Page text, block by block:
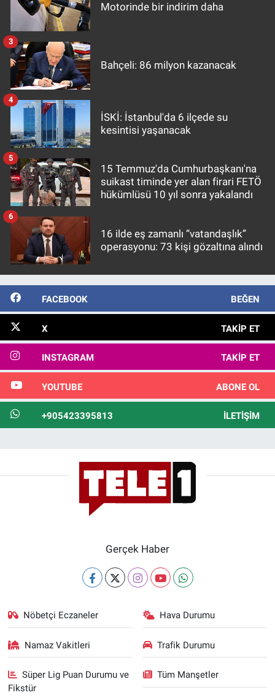
Motorinde bir indirim daha
Bahçeli: 86 milyon kazanacak
3
İSKİ: İstanbul'da 6 ilçede su
kesintisi yaşanacak
4
15 Temmuz'da Cumhurbaşkanı'na
suikast timinde yer alan firari FETÖ
hükümlüsü 10 yıl sonra yakalandı
5
16 ilde eş zamanlı “vatandaşlık”
operasyonu: 73 kişi gözaltına alındı
6
FACEBOOK BEĞEN
X TAKIP ET
INSTAGRAM TAKIP ET
YOUTUBE ABONE OL
+905423395813 İLETIŞIM
Gerçek Haber
Nöbetçi Eczaneler Hava Durumu
Namaz Vakitleri Trafik Durumu
Süper Lig Puan Durumu ve
Fikstür
Tüm Manşetler